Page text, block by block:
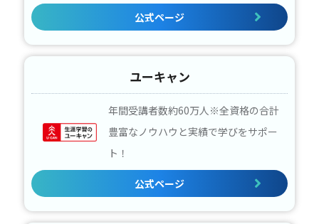
公式ページ
ユーキャン
年間受講者数約60万人※全資格の合計
豊富なノウハウと実績で学びをサポー
ト！
公式ページ